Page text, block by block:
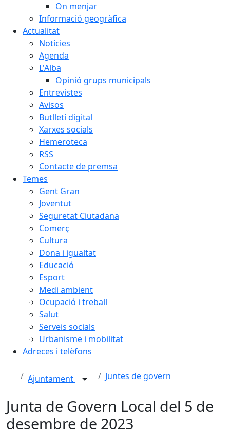
On menjar
Informació geogràfica
Actualitat
Notícies
Agenda
L'Alba
Opinió grups municipals
Entrevistes
Avisos
Butlletí digital
Xarxes socials
Hemeroteca
RSS
Contacte de premsa
Temes
Gent Gran
Joventut
Seguretat Ciutadana
Comerç
Cultura
Dona i igualtat
Educació
Esport
Medi ambient
Ocupació i treball
Salut
Serveis socials
Urbanisme i mobilitat
Adreces i telèfons
Ajuntament Juntes de govern
Junta de Govern Local del 5 de
desembre de 2023